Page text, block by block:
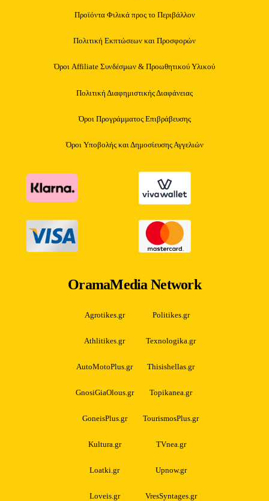
Προϊόντα Φιλικά προς το Περιβάλλον
Πολιτική Εκπτώσεων και Προσφορών
Όροι Affiliate Συνδέσμων & Προωθητικού Υλικού
Πολιτική Διαφημιστικής Διαφάνειας
Όροι Προγράμματος Επιβράβευσης
Όροι Υποβολής και Δημοσίευσης Αγγελιών
OramaMedia Network
Agrotikes.gr Politikes.gr
Athlitikes.gr Texnologika.gr
AutoMotoPlus.gr Thisishellas.gr
GnosiGiaOlous.gr Topikanea.gr
GoneisPlus.gr TourismosPlus.gr
Kultura.gr TVnea.gr
Loatki.gr Upnow.gr
Loveis.gr VresSyntages.gr